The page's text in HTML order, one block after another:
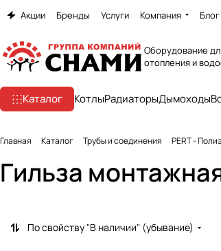
Акции Бренды Услуги Компания Блог
Оборудование
отопления и
Каталог КотлыРадиаторыДымоходы
Главная Каталог Трубы и соединения PERT -
Гильза
По свойству "В наличии" (убывание)